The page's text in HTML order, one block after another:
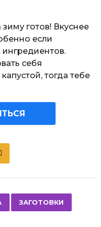
готов! Вкуснее
если
ингредиентов.
себя
тогда тебе
ЗАГОТОВКИ